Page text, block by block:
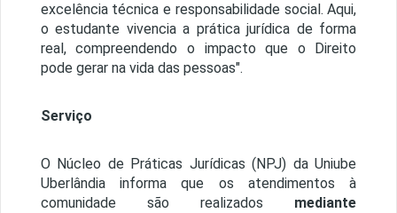
excelência técnica e responsabilidade social. Aqui,
o estudante vivencia a prática jurídica de forma
real, compreendendo o impacto que o Direito
pode gerar na vida das pessoas".
Serviço
O Núcleo de Práticas Jurídicas (NPJ) da Uniube
Uberlândia informa que os atendimentos à
comunidade são realizados mediante